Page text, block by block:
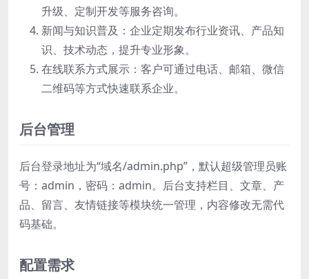
升级、定制开发等服务咨询。
新闻与知识普及：企业定期发布行业资讯、产品知
识、技术动态，提升专业形象。
在线联系方式展示：客户可通过电话、邮箱、微信
二维码等方式快速联系企业。
后台管理
后台登录地址为“域名/admin.php”，默认超级管理员账
号：admin，密码：admin。后台支持栏目、文章、产
品、留言、友情链接等模块统一管理，内容修改无需代
码基础。
配置需求